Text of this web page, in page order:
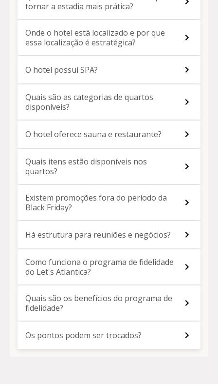
tornar a estadia mais prática?
Onde o hotel está localizado e por que
essa localização é estratégica?
O hotel possui SPA?
Quais são as categorias de quartos
disponíveis?
O hotel oferece sauna e restaurante?
Quais itens estão disponíveis nos
quartos?
Existem promoções fora do período da
Black Friday?
Há estrutura para reuniões e negócios?
Como funciona o programa de fidelidade
do Let's Atlantica?
Quais são os benefícios do programa de
fidelidade?
Os pontos podem ser trocados?